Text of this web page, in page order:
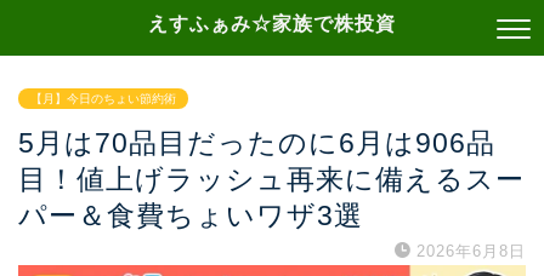
えすふぁみ☆家族で株投資
【月】今日のちょい節約術
5月は70品目だったのに6月は906品
目！値上げラッシュ再来に備えるスー
パー＆食費ちょいワザ3選
2026年6月8日